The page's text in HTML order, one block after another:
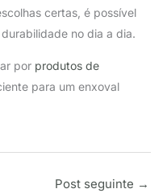
certas, é possível
no dia a dia.
por produtos de
para um enxoval
Post seguinte →